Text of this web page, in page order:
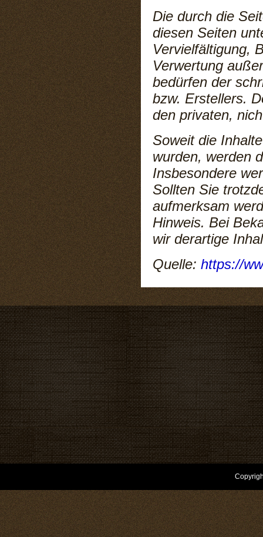
Die durch die
diesen Seiten
Vervielfältigung,
Verwertung
bedürfen der
bzw. Erstellers.
den privaten,
Soweit die
wurden, werden
Insbesondere
Sollten Sie
aufmerksam
Hinweis. Bei
wir derartige
Quelle: https://